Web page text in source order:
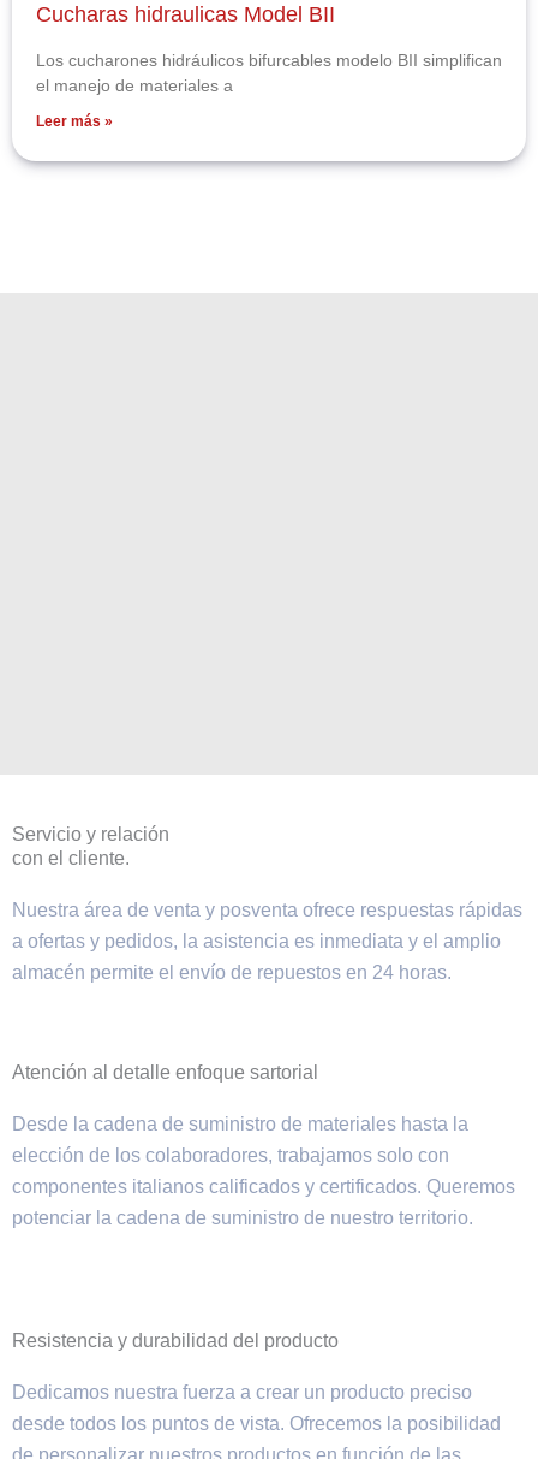
Cucharas hidraulicas Model BII
Los cucharones hidráulicos bifurcables modelo BII simplifican
el manejo de materiales a
Leer más »
Servicio y relación
con el cliente.
Nuestra área de venta y posventa ofrece respuestas rápidas
a ofertas y pedidos, la asistencia es inmediata y el amplio
almacén permite el envío de repuestos en 24 horas.
Atención al detalle enfoque sartorial
Desde la cadena de suministro de materiales hasta la
elección de los colaboradores, trabajamos solo con
componentes italianos calificados y certificados. Queremos
potenciar la cadena de suministro de nuestro territorio.
Resistencia y durabilidad del producto
Dedicamos nuestra fuerza a crear un producto preciso
desde todos los puntos de vista. Ofrecemos la posibilidad
de personalizar nuestros productos en función de las